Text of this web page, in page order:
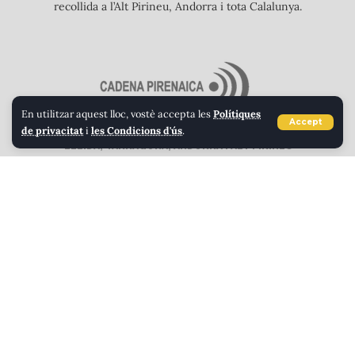
En utilitzar aquest lloc, vostè accepta lesPolítiques
de privacitati les Condicions d'ús.
Accept
recollida a l’Alt Pirineu, Andorra i tota Calalunya.
LLEIDA, TARRAGONA, ANDORRA I ALT PIRINEU